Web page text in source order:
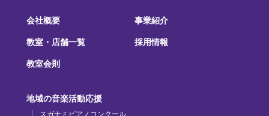
会社概要 事業紹介
教室・店舗一覧 採用情報
教室会則
地域の音楽活動応援
スガナミピアノコンクール